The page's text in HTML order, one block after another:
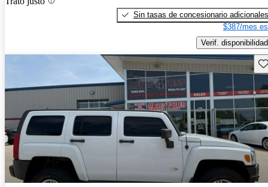
Sin tasas de concesionario adicionales
$387/mes
Verif. disponibilidad